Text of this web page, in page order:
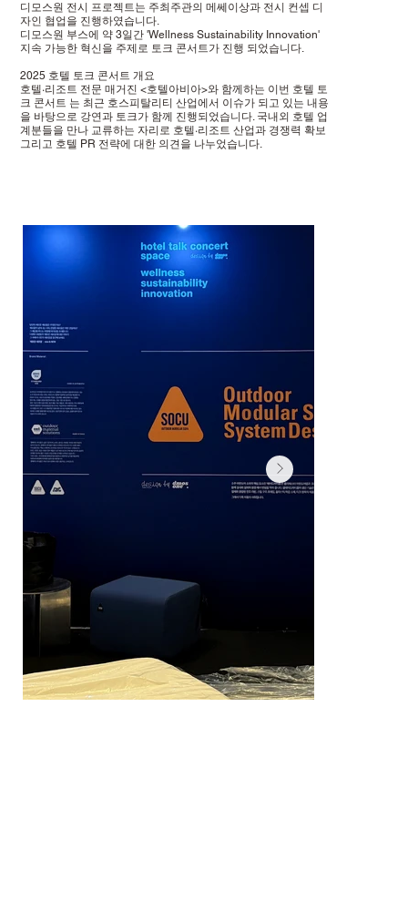
디모스원 전시 프로젝트는 주최주관의 메쎄이상과 전시 컨셉 디
자인 협업을 진행하였습니다.
디모스원 부스에 약 3일간 'Wellness Sustainability Innovation'
지속 가능한 혁신을 주제로 토크 콘서트가 진행 되었습니다.
2025 호텔 토크 콘서트 개요
호텔·리조트 전문 매거진 <호텔아비아>와 함께하는 이번 호텔 토
크 콘서트 는 최근 호스피탈리티 산업에서 이슈가 되고 있는 내용
을 바탕으로 강연과 토크가 함께 진행되었습니다. 국내외 호텔 업
계분들을 만나 교류하는 자리로 호텔·리조트 산업과 경쟁력 확보
그리고 호텔 PR 전략에 대한 의견을 나누었습니다.